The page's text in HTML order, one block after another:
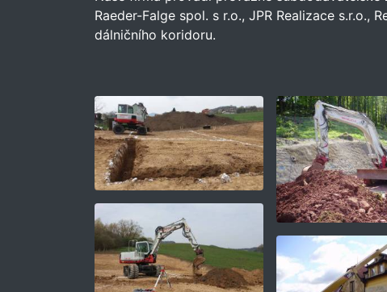
Raeder-Falge spol. s r.o., JPR Realizace s.r.o.,
dálničního koridoru.